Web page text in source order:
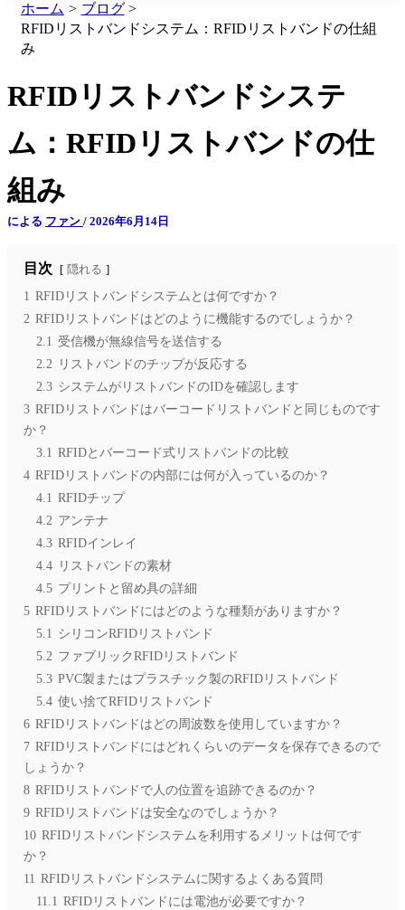
ホーム
ブログ
RFIDリストバンドシステム：RFIDリストバンドの仕組
み
RFIDリストバンドシステ
ム：RFIDリストバンドの仕
組み
による ファン / 2026年6月14日
目次 隠れる
1 RFIDリストバンドシステムとは何ですか？
2 RFIDリストバンドはどのように機能するのでしょうか？
2.1 受信機が無線信号を送信する
2.2 リストバンドのチップが反応する
2.3 システムがリストバンドのIDを確認します
3 RFIDリストバンドはバーコードリストバンドと同じものです
か？
3.1 RFIDとバーコード式リストバンドの比較
4 RFIDリストバンドの内部には何が入っているのか？
4.1 RFIDチップ
4.2 アンテナ
4.3 RFIDインレイ
4.4 リストバンドの素材
4.5 プリントと留め具の詳細
5 RFIDリストバンドにはどのような種類がありますか？
5.1 シリコンRFIDリストバンド
5.2 ファブリックRFIDリストバンド
5.3 PVC製またはプラスチック製のRFIDリストバンド
5.4 使い捨てRFIDリストバンド
6 RFIDリストバンドはどの周波数を使用していますか？
7 RFIDリストバンドにはどれくらいのデータを保存できるので
しょうか？
8 RFIDリストバンドで人の位置を追跡できるのか？
9 RFIDリストバンドは安全なのでしょうか？
10 RFIDリストバンドシステムを利用するメリットは何です
か？
11 RFIDリストバンドシステムに関するよくある質問
11.1 RFIDリストバンドには電池が必要ですか？